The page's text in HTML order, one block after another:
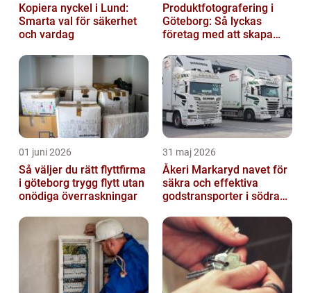
Kopiera nyckel i Lund:
Smarta val för säkerhet
och vardag
Produktfotografering i
Göteborg: Så lyckas
företag med att skapa
01 juni 2026
Så väljer du rätt flyttfirma
i göteborg trygg flytt utan
onödiga överraskningar
31 maj 2026
Åkeri Markaryd navet för
säkra och effektiva
godstransporter i södra